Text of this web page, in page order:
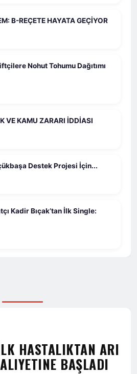
B-REÇETE HAYATA GEÇİYOR
Nohut Tohumu Dağıtımı
VE KAMU ZARARI İDDİASI
Destek Projesi İçin...
Kadir Bıçak’tan İlk Single:
HASTALIKTAN ARI
BAŞLADI